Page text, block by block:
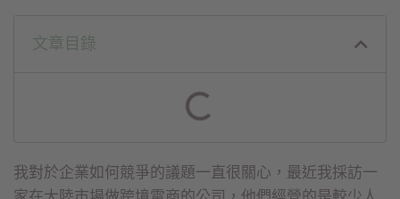
文章目錄
我對於企業如何競爭的議題一直很關心，最近我採訪一